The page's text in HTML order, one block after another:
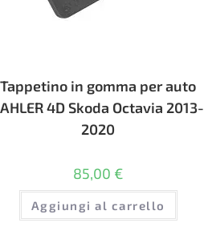
Tappetino in gomma per auto
4D Skoda Octavia 2013-
2020
85,00 €
Aggiungi al carrello